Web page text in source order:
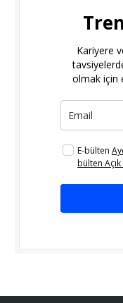
Kariyere
olmak için
E-bülten
bülten Açık